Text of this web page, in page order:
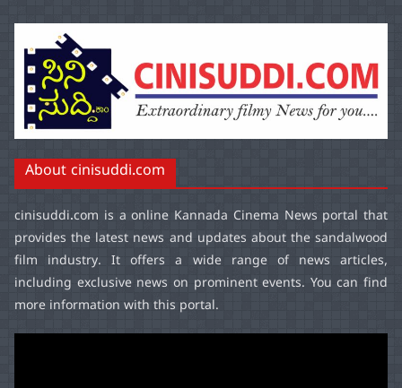
About cinisuddi.com
cinisuddi.com is a online Kannada Cinema News portal that
provides the latest news and updates about the sandalwood
film industry. It offers a wide range of news articles,
including exclusive news on prominent events. You can find
more information with this portal.